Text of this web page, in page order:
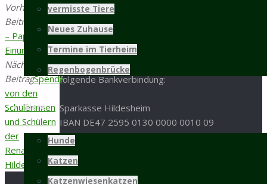
vermisste Tiere
Neues Zuhause
Termine im Tierheim
Regenbogenbrücke
Tiere
Hunde
Katzen
Katzenwiesenkatzen
Vorheriger
Beitrag
Zugeflogen/Gesichtet
– Papagei in
Einum
Nächster
BeitragSpende
von den
Schülerinnen
und Schülern
der
Renataschule,
Hildesheim
Spenden
Spenden an den Tierschutz Hildesheim bitte an
folgende Bankverbindung:
Sparkasse Hildesheim
IBAN DE47 2595 0130 0000 0010 09
BIC NOLADE21HIK
oder per Paypal: